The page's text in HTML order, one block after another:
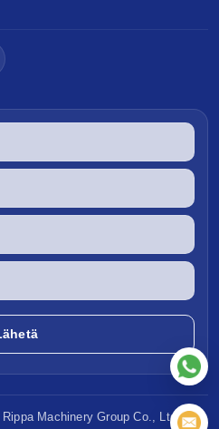
Rippa Machinery Group Co., Ltd.